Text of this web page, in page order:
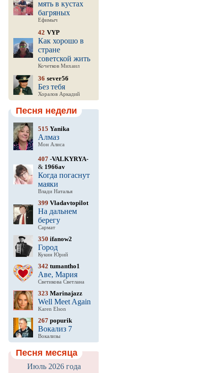
мять в кустах
багряных
Ефимыч
42 VYP
Как хорошо в
стране
советской жить
Кочетков Михаил
36 sever56
Без тебя
Хоралов Аркадий
Песня недели
515 Yanika
Алмаз
Мон Алиса
407-VALKYRYA-
& 1966av
Когда погаснут
маяки
Влади Наталья
399 Vladavtopilot
На дальнем
берегу
Сармат
350 ifanow2
Город
Кукин Юрий
342 tumantho1
Аве, Мария
Светикова Светлана
323 Marinajazz
Well Meet Again
Karen Elson
267popurik
Вокализ 7
Вокализы
Песня месяца
Июль 2026 года